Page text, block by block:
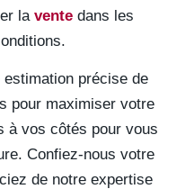
lavente dans les
précise de
pour maximiser votre
à vos côtés pour vous
Confiez-nous votre
de notre expertise